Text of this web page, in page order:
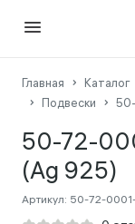
Главная Каталог
Подвески
50-72-
(Ag 925)
Артикул: 50-72-